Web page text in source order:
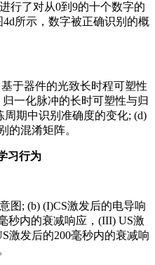
行了对从0到9的十个数字的
所示，数字被正确识别的概
于器件的光致长时程可塑性
一化脉冲的长时可塑性与归
周期中识别准确度的变化; (d)
的混淆矩阵。
习行为
图; (b) (I)CS激发后的电导响
秒内的衰减响应，(III) US激
激发后的200毫秒内的衰减响